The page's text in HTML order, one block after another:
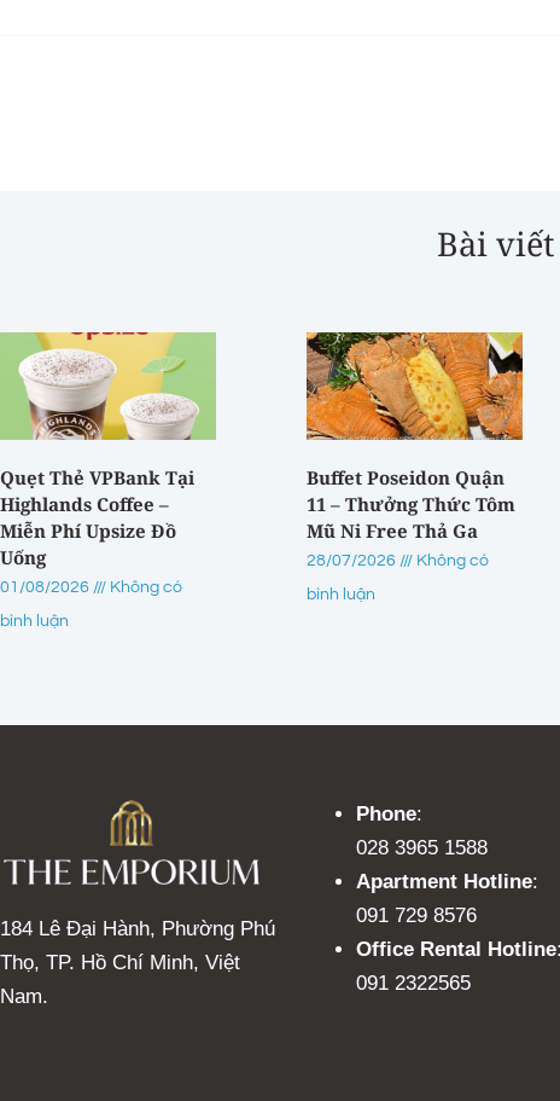
Bài
Quẹt Thẻ VPBank Tại
Highlands Coffee –
Miễn Phí Upsize Đồ
Uống
01/08/2026
Không có
bình luận
Buffet Poseidon Quận
11 – Thưởng Thức Tôm
Mũ Ni Free Thả Ga
28/07/2026
Không có
bình luận
184 Lê Đại Hành, Phường Phú
Thọ, TP. Hồ Chí Minh, Việt
Nam.
Phone:
028 3965 1588
Apartment Hotline:
091 729 8576
Office Rental Hotline:
091 2322565